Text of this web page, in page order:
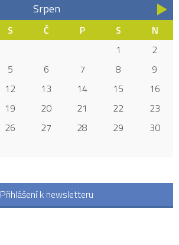
Srpen
S Č P S
N
1
2
5 6 7 8
9
12 13 14 15
16
19 20 21 22
23
26 27 28 29
30
Přihlášení k newsletteru